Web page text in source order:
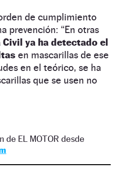
de cumplimiento
prevención: “En otras
Civil ya ha detectado el
en mascarillas de ese
en el teórico, se ha
que se usen no
de EL MOTOR desde